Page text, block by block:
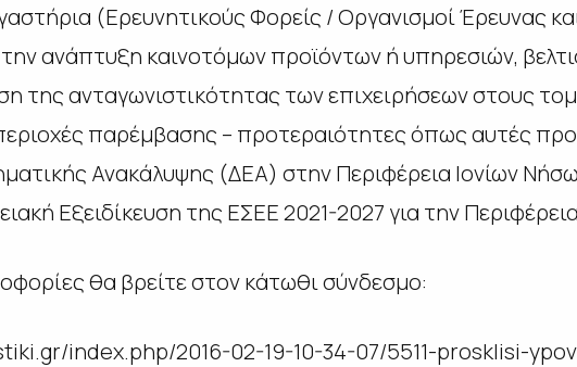
(Ερευνητικούς Φορείς / Οργανισμοί Έρευνας
ανάπτυξη καινοτόμων προϊόντων ή υπηρεσιών,
της ανταγωνιστικότητας των επιχειρήσεων στους
παρέμβασης – προτεραιότητες όπως αυτές
Ανακάλυψης (ΔΕΑ) στην Περιφέρεια Ιονίων
Εξειδίκευση της ΕΣΕΕ 2021-2027 για την
θα βρείτε στον κάτωθι σύνδεσμο:
index.php/2016-02-19-10-34-07/5511-prosklisi-